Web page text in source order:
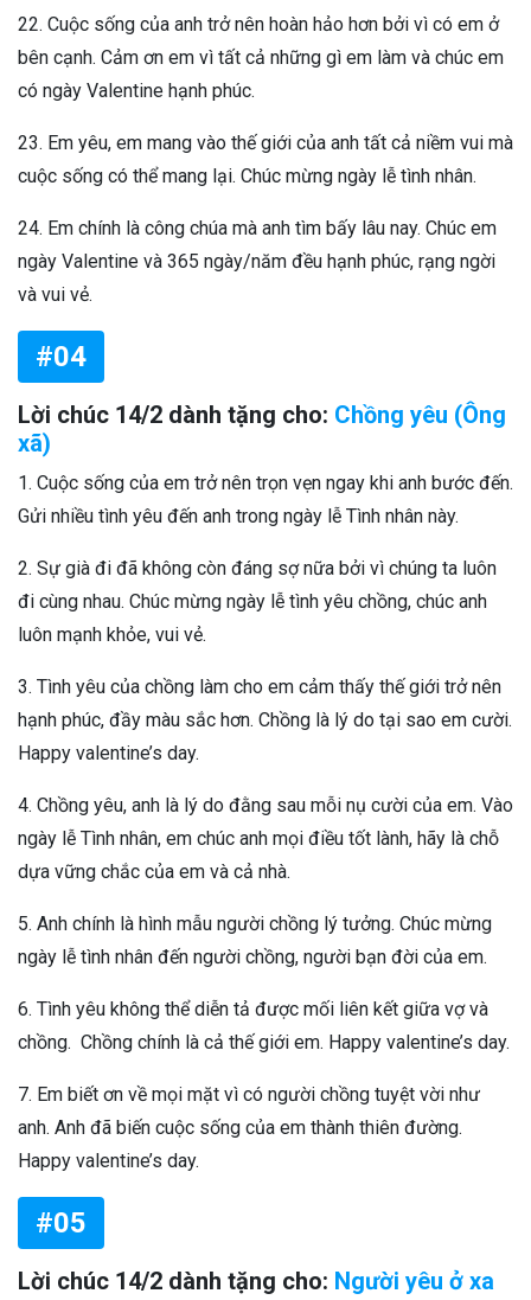
22. Cuộc sống của anh trở nên hoàn hảo hơn bởi vì có em ở
bên cạnh. Cảm ơn em vì tất cả những gì em làm và chúc em
có ngày Valentine hạnh phúc.
23. Em yêu, em mang vào thế giới của anh tất cả niềm vui mà
cuộc sống có thể mang lại. Chúc mừng ngày lễ tình nhân.
24. Em chính là công chúa mà anh tìm bấy lâu nay. Chúc em
ngày Valentine và 365 ngày/năm đều hạnh phúc, rạng ngời
và vui vẻ.
#04
Lời chúc 14/2 dành tặng cho: Chồng yêu (Ông
xã)
1. Cuộc sống của em trở nên trọn vẹn ngay khi anh bước đến.
Gửi nhiều tình yêu đến anh trong ngày lễ Tình nhân này.
2. Sự già đi đã không còn đáng sợ nữa bởi vì chúng ta luôn
đi cùng nhau. Chúc mừng ngày lễ tình yêu chồng, chúc anh
luôn mạnh khỏe, vui vẻ.
3. Tình yêu của chồng làm cho em cảm thấy thế giới trở nên
hạnh phúc, đầy màu sắc hơn. Chồng là lý do tại sao em cười.
Happy valentine’s day.
4. Chồng yêu, anh là lý do đằng sau mỗi nụ cười của em. Vào
ngày lễ Tình nhân, em chúc anh mọi điều tốt lành, hãy là chỗ
dựa vững chắc của em và cả nhà.
5. Anh chính là hình mẫu người chồng lý tưởng. Chúc mừng
ngày lễ tình nhân đến người chồng, người bạn đời của em.
6. Tình yêu không thể diễn tả được mối liên kết giữa vợ và
chồng. Chồng chính là cả thế giới em. Happy valentine’s day.
7. Em biết ơn về mọi mặt vì có người chồng tuyệt vời như
anh. Anh đã biến cuộc sống của em thành thiên đường.
Happy valentine’s day.
#05
Lời chúc 14/2 dành tặng cho: Người yêu ở xa